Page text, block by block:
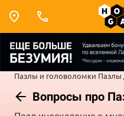
Пазлы и головоломки Пазлы
Вопросы про